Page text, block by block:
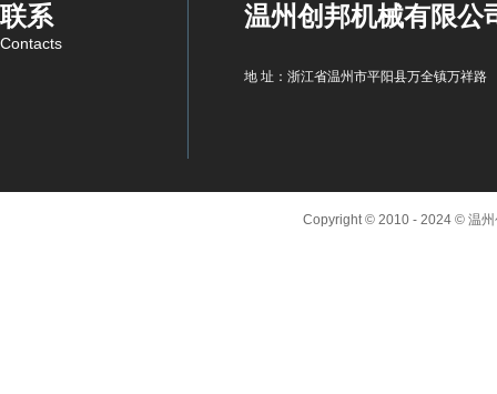
联系
Contacts
温州创邦机械有限公
地 址：浙江省温州市平阳县万全镇万祥路
Copyright © 2010 - 2024 © 温